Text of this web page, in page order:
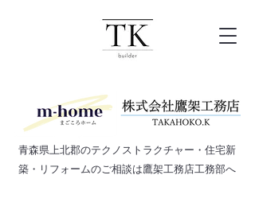
​青森県上北郡のテクノストラクチャー・住宅新
築・リフォームのご相談は鷹架工務店工務部へ